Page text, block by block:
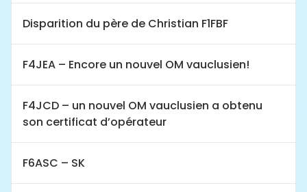
Disparition du père de Christian F1FBF
F4JEA – Encore un nouvel OM vauclusien!
F4JCD – un nouvel OM vauclusien a obtenu
son certificat d’opérateur
F6ASC – SK